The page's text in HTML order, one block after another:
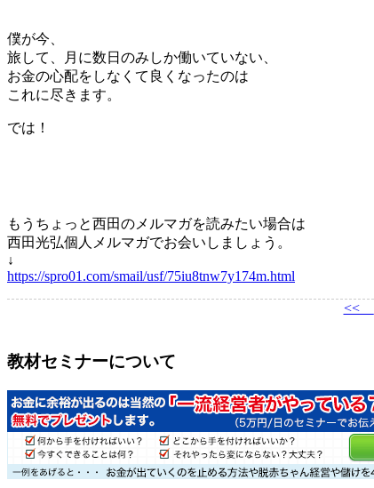
僕が今、
旅して、月に数日のみしか働いていない、
お金の心配をしなくて良くなったのは
これに尽きます。
では！
もうちょっと西田のメルマガを読みたい場合は
西田光弘個人メルマガでお会いしましょう。
↓
https://spro01.com/smail/usf/75iu8tnw7y174m.html
<<
教材セミナーについて